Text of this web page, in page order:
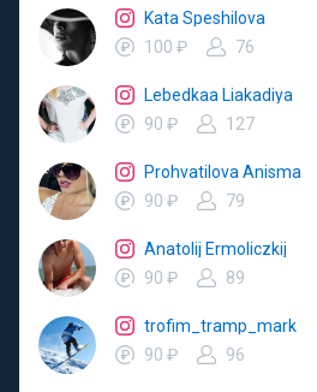
Kata Speshilova
100 ₽
76
Lebedkaa Liakadiya
90 ₽
127
Prohvatilova Anisma
90 ₽
79
Anatolij Ermoliczkij
90 ₽
89
trofim_tramp_mark
90 ₽
96